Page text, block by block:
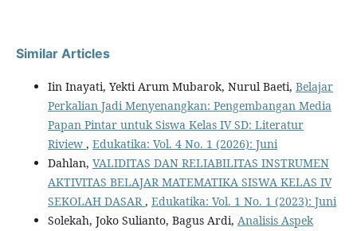
Similar Articles
Iin Inayati, Yekti Arum Mubarok, Nurul Baeti, Belajar
Perkalian Jadi Menyenangkan: Pengembangan Media
Papan Pintar untuk Siswa Kelas IV SD: Literatur
Riview , Edukatika: Vol. 4 No. 1 (2026): Juni
Dahlan, VALIDITAS DAN RELIABILITAS INSTRUMEN
AKTIVITAS BELAJAR MATEMATIKA SISWA KELAS IV
SEKOLAH DASAR, Edukatika: Vol. 1 No. 1 (2023): Juni
Solekah, Joko Sulianto, Bagus Ardi, Analisis Aspek